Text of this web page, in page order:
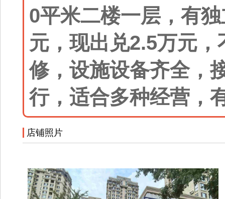
0平米二楼一层，有
元，现出兑2.5万元
修，设施设备齐全，
行，适合多种经营，
店铺照片